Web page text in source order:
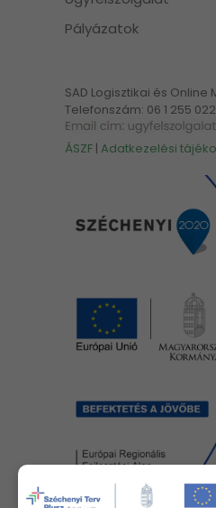
Pályázatok
SAD Logisztikai és Online
Telefonszám: 06 1 255
ÁSZF | Adatkezelési